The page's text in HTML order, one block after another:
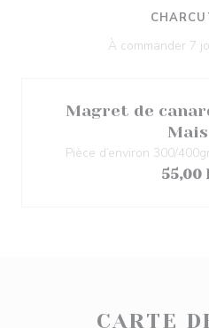
À commander 7
Magret de
Pièce d’environ 300/
55,00
CARTE